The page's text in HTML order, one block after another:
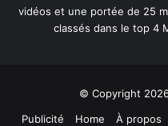
vidéos et une portée de 25
classés dans le top 4
© Copyright
Publicité
Home À propos